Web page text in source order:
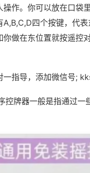
作。你可以放在口袋
四个按键，代
做在东位置就按遥控
指导，添加微信号;
控牌器一般是指通过